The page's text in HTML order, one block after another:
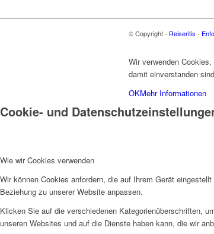
© Copyright - Reiseritis -
Wir verwenden
damit einverstanden
OKMehr Informationen
Cookie- und
Wie wir Cookies verwenden
Wir können Cookies anfordern, die auf Ihrem Gerät
Beziehung zu unserer Website anpassen.
Klicken Sie auf die verschiedenen Kategorienüberschriften,
unseren Websites und auf die Dienste haben kann, die wir